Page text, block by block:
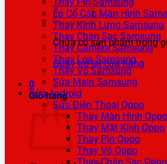
Chưa có sản phẩm trong
Quay trở lại cửa hàng
0
Giỏ hàng
Ép Cổ Cáp Màn Hình
Thay Kính Lưng Samsung
Thay Chân Sạc Samsung
Thay Camera Samsung
Thay Loa Samsung
Thay Vỏ Samsung
Sửa Main Samsung
Sửa Android
Sửa Điện Thoại Oppo
Thay Màn Hình Oppo
Thay Mặt Kính Oppo
Thay Pin Oppo
Thay Vỏ Oppo